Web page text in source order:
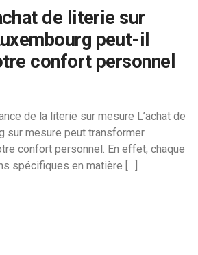
de literie sur
peut-il
confort personnel
de la literie sur mesure L’achat de
sur mesure peut transformer
confort personnel. En effet, chaque
spécifiques en matière […]